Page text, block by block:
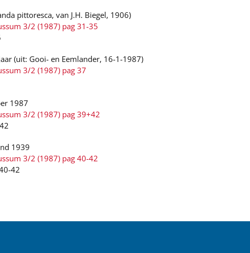
pittoresca, van J.H. Biegel, 1906)
3/2 (1987) pag 31-35
(uit: Gooi- en Eemlander, 16-1-1987)
3/2 (1987) pag 37
1987
3/2 (1987) pag 39+42
1939
3/2 (1987) pag 40-42
42